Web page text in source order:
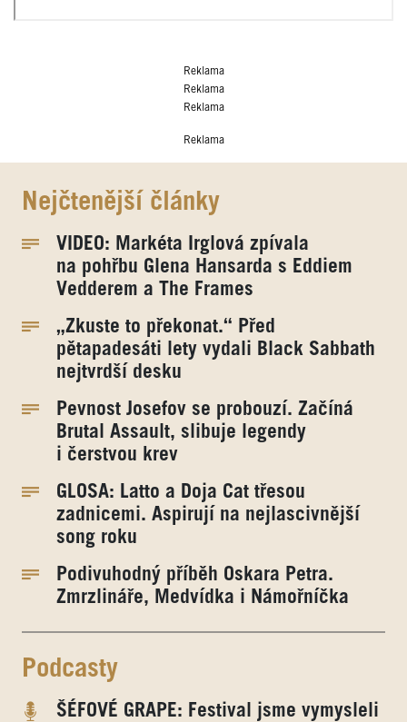
Reklama
Reklama
Reklama
Reklama
Nejčtenější články
VIDEO: Markéta Irglová zpívala
na pohřbu Glena Hansarda s Eddiem
Vedderem a The Frames
„Zkuste to překonat.“ Před
pětapadesáti lety vydali Black Sabbath
nejtvrdší desku
Pevnost Josefov se probouzí. Začíná
Brutal Assault, slibuje legendy
i čerstvou krev
GLOSA: Latto a Doja Cat třesou
zadnicemi. Aspirují na nejlascivnější
song roku
Podivuhodný příběh Oskara Petra.
Zmrzlináře, Medvídka i Námořníčka
Podcasty
ŠÉFOVÉ GRAPE: Festival jsme vymysleli